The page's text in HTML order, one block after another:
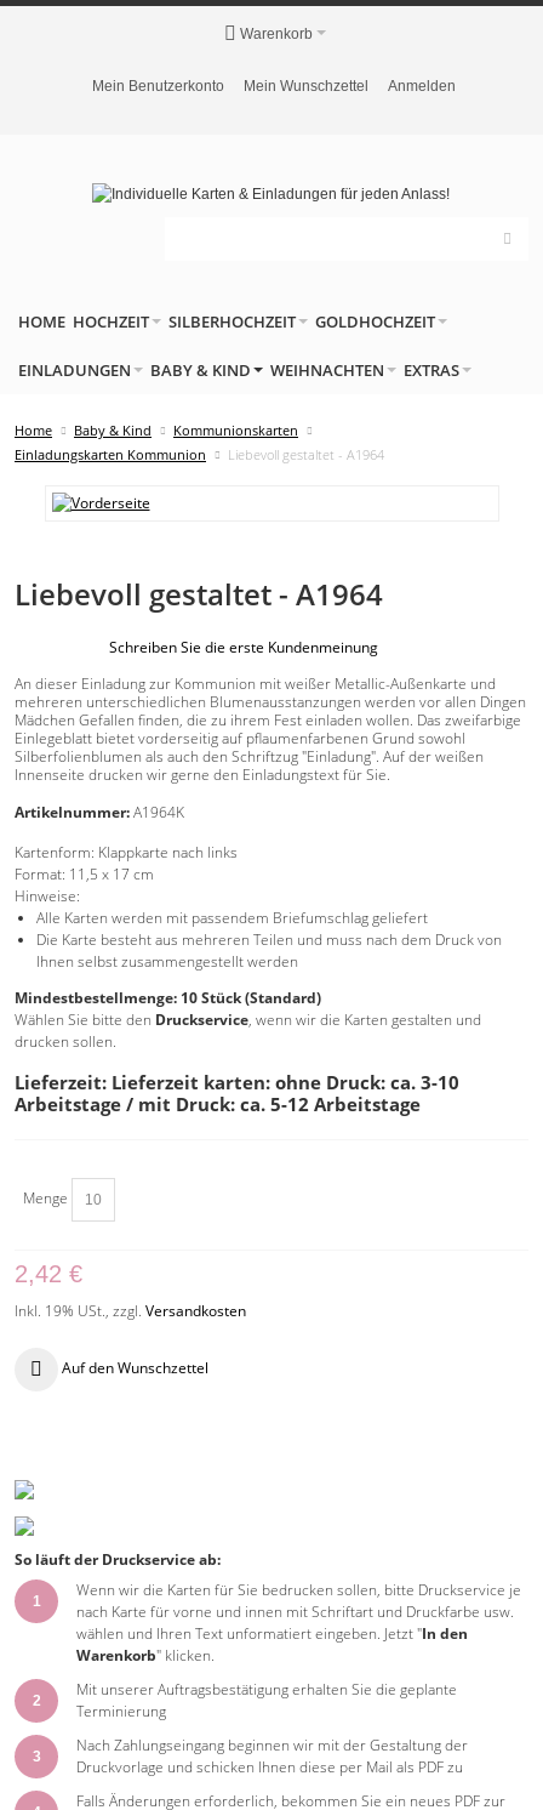
Warenkorb
Mein Benutzerkonto Mein Wunschzettel Anmelden
HOME HOCHZEIT SILBERHOCHZEIT GOLDHOCHZEIT
EINLADUNGEN BABY & KIND WEIHNACHTEN EXTRAS
Home Baby & Kind
Kommunionskarten
Einladungskarten Kommunion
Liebevoll gestaltet - A1964
Liebevoll gestaltet - A1964
Schreiben Sie die erste Kundenmeinung
An dieser Einladung zur Kommunion mit weißer Metallic-Außenkarte und
mehreren unterschiedlichen Blumenausstanzungen werden vor allen Dingen
Mädchen Gefallen finden, die zu ihrem Fest einladen wollen. Das zweifarbige
Einlegeblatt bietet vorderseitig auf pflaumenfarbenen Grund sowohl
Silberfolienblumen als auch den Schriftzug "Einladung". Auf der weißen
Innenseite drucken wir gerne den Einladungstext für Sie.
Artikelnummer:A1964K
Kartenform: Klappkarte nach links
Format: 11,5 x 17 cm
Hinweise:
Alle Karten werden mit passendem Briefumschlag geliefert
Die Karte besteht aus mehreren Teilen und muss nach dem Druck von
Ihnen selbst zusammengestellt werden
Mindestbestellmenge: 10 Stück (Standard)
Wählen Sie bitte den Druckservice, wenn wir die Karten gestalten und
drucken sollen.
Lieferzeit: Lieferzeit karten: ohne Druck: ca. 3-10
Arbeitstage / mit Druck: ca. 5-12 Arbeitstage
Menge
2,42 €
Inkl. 19% USt., zzgl. Versandkosten
Auf den Wunschzettel
So läuft der Druckservice ab:
1
Wenn wir die Karten für Sie bedrucken sollen, bitte Druckservice je
nach Karte für vorne und innen mit Schriftart und Druckfarbe usw.
wählen und Ihren Text unformatiert eingeben. Jetzt "In den
Warenkorb" klicken.
2
Mit unserer Auftragsbestätigung erhalten Sie die geplante
Terminierung
3
Nach Zahlungseingang beginnen wir mit der Gestaltung der
Druckvorlage und schicken Ihnen diese per Mail als PDF zu
Falls Änderungen erforderlich, bekommen Sie ein neues PDF zur